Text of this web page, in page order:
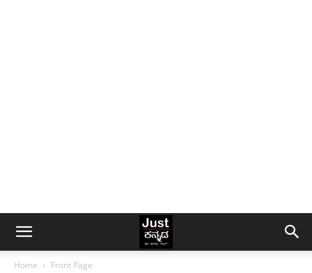
Home Front Page